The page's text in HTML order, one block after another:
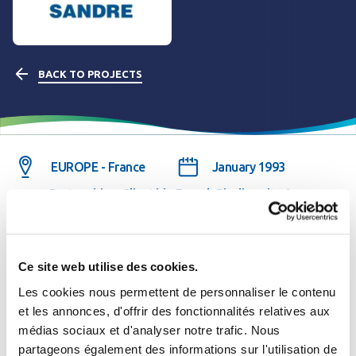
Ce site web utilise des cookies.
Les cookies nous permettent de personnaliser le contenu
et les annonces, d'offrir des fonctionnalités relatives aux
médias sociaux et d'analyser notre trafic. Nous
partageons également des informations sur l'utilisation de
BACK TO PROJECTS
EUROPE - France
January 1993
Partner(s) or Client(s) : French Biodiversity Agency
See the website
The project in brief
Se connecter